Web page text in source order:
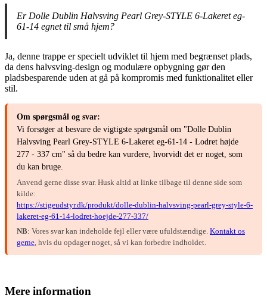
Er Dolle Dublin Halvsving Pearl Grey-STYLE 6-Lakeret eg-
61-14 egnet til små hjem?
Ja, denne trappe er specielt udviklet til hjem med begrænset plads,
da dens halvsving-design og modulære opbygning gør den
pladsbesparende uden at gå på kompromis med funktionalitet eller
stil.
Om spørgsmål og svar:
Vi forsøger at besvare de vigtigste spørgsmål om "Dolle Dublin
Halvsving Pearl Grey-STYLE 6-Lakeret eg-61-14 - Lodret højde
277 - 337 cm" så du bedre kan vurdere, hvorvidt det er noget, som
du kan bruge.
Anvend gerne disse svar. Husk altid at linke tilbage til denne side som
kilde:
https://stigeudstyr.dk/produkt/dolle-dublin-halvsving-pearl-grey-style-6-
lakeret-eg-61-14-lodret-hoejde-277-337/
NB: Vores svar kan indeholde fejl eller være ufuldstændige. Kontakt os
gerne, hvis du opdager noget, så vi kan forbedre indholdet.
Mere information